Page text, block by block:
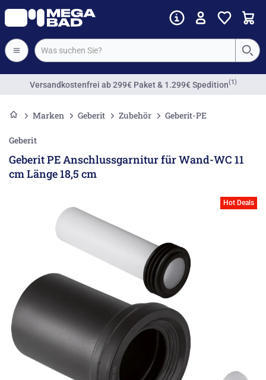
Versandkostenfrei ab 299€ Paket & 1.299€ Spedition(1)
Marken Geberit Zubehör Geberit-PE
Geberit
Geberit PE Anschlussgarnitur für Wand-WC 11
cm Länge 18,5 cm
Hot Deals